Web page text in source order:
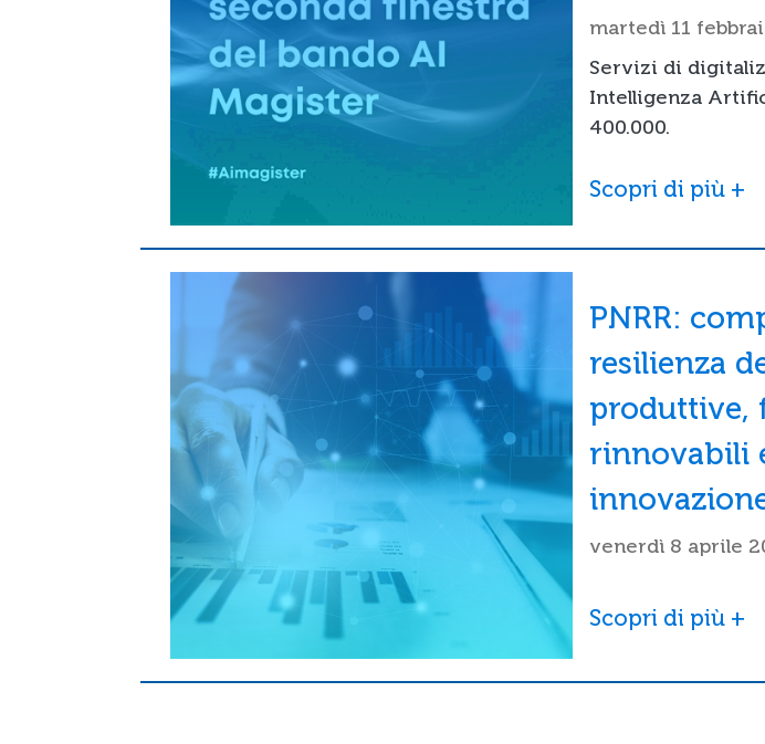
martedì 11
Servizi di
Intelligenza
400.000.
Scopri di più +
PNRR:
resilienza
produttive,
rinnovabili
venerdì 8 aprile
Scopri di più +